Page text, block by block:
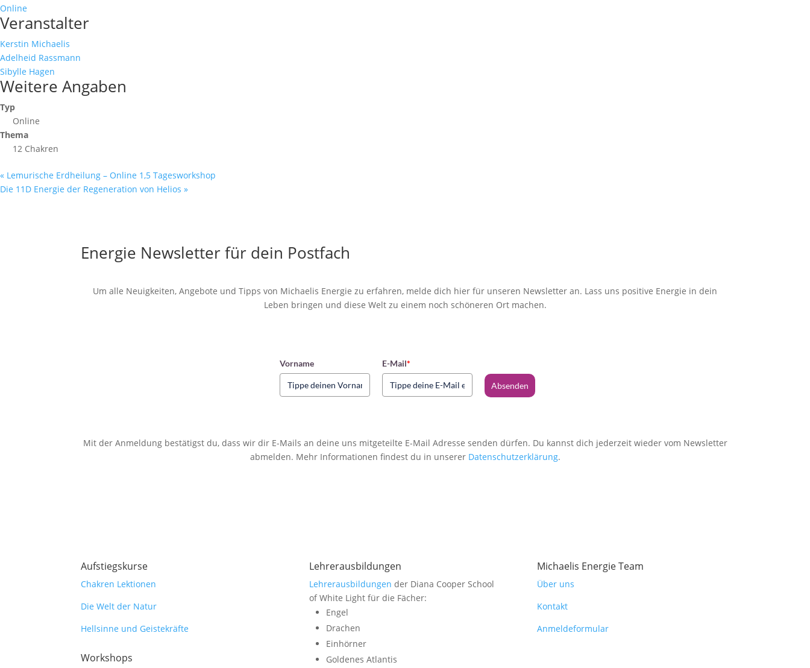
Online
Veranstalter
Kerstin Michaelis
Adelheid Rassmann
Sibylle Hagen
Weitere Angaben
Typ
Online
Thema
12 Chakren
« Lemurische Erdheilung – Online 1,5 Tagesworkshop
Die 11D Energie der Regeneration von Helios »
Energie Newsletter für dein Postfach
Um alle Neuigkeiten, Angebote und Tipps von Michaelis Energie zu erfahren, melde dich hier für unseren Newsletter an. Lass uns positive Energie in dein
Leben bringen und diese Welt zu einem noch schöneren Ort machen.
Vorname E-Mail*
Absenden
Mit der Anmeldung bestätigst du, dass wir dir E-Mails an deine uns mitgeteilte E-Mail Adresse senden dürfen. Du kannst dich jederzeit wieder vom Newsletter
abmelden. Mehr Informationen findest du in unserer Datenschutzerklärung.
Aufstiegskurse
Chakren Lektionen
Die Welt der Natur
Hellsinne und Geistekräfte
Workshops
Lehrerausbildungen
Lehrerausbildungen der Diana Cooper School
of White Light für die Fächer:
Engel
Drachen
Einhörner
Goldenes Atlantis
Michaelis Energie Team
Über uns
Kontakt
Anmeldeformular